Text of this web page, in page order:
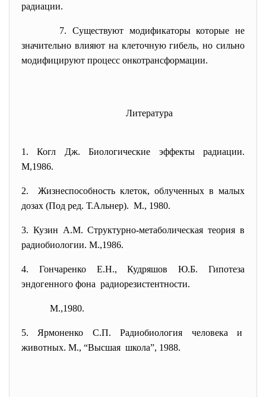
радиации.
7. Существуют модификаторы которые не
значительно влияют на клеточную гибель, но сильно
модифицируют процесс онкотрансформации.
Литература
1. Когл Дж. Биологические эффекты радиации.
М,1986.
2. Жизнеспособность клеток, облученных в малых
дозах (Под ред. Т.Альнер). М., 1980.
3. Кузин А.М. Структурно-метаболическая теория в
радиобиологии. М.,1986.
4. Гончаренко Е.Н., Кудряшов Ю.Б. Гипотеза
эндогенного фона радиорезистентности.
М.,1980.
5. Ярмоненко С.П. Радиобиология человека и
животных. М., “Высшая школа”, 1988.